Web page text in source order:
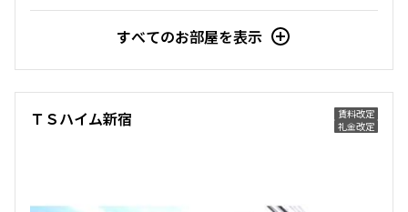
すべてのお部屋を表示
賃料改定
礼金改定
ＴＳハイム新宿